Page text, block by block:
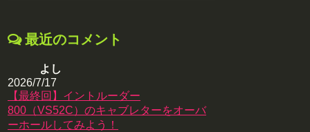
最近のコメント
よし
2026/7/17
【最終回】イントルーダー
800（VS52C）のキャブレターをオーバ
ーホールしてみよう！